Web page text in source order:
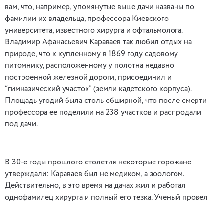
вам, что, например, упомянутые выше дачи названы по
фамилии их владельца, профессора Киевского
университета, известного хирурга и офтальмолога.
Владимир Афанасьевич Караваев так любил отдых на
природе, что к купленному в 1869 году садовому
питомнику, расположенному у полотна недавно
построенной железной дороги, присоединил и
“гимназический участок” (земли кадетского корпуса).
Площадь угодий была столь обширной, что после смерти
профессора ее поделили на 238 участков и распродали
под дачи.
В 30-е годы прошлого столетия некоторые горожане
утверждали: Караваев был не медиком, а зоологом.
Действительно, в это время на дачах жил и работал
однофамилец хирурга и полный его тезка. Ученый провел